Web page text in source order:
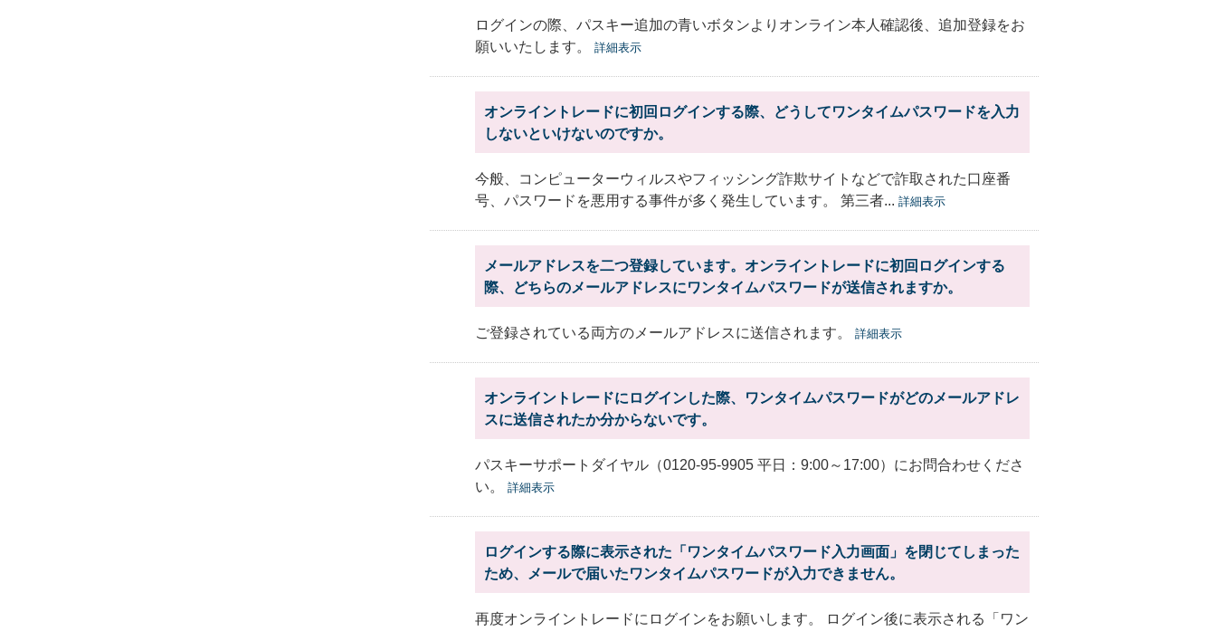
ログインの際、パスキー追加の青いボタンよりオンライン本人確認後、追加登録をお
願いいたします。
詳細表示
オンライントレードに初回ログインする際、どうしてワンタイムパスワードを入力
しないといけないのですか。
今般、コンピューターウィルスやフィッシング詐欺サイトなどで詐取された口座番
号、パスワードを悪用する事件が多く発生しています。 第三者... 詳細表示
メールアドレスを二つ登録しています。オンライントレードに初回ログインする
際、どちらのメールアドレスにワンタイムパスワードが送信されますか。
ご登録されている両方のメールアドレスに送信されます。 詳細表示
オンライントレードにログインした際、ワンタイムパスワードがどのメールアドレ
スに送信されたか分からないです。
パスキーサポートダイヤル（0120-95-9905 平日：9:00～17:00）にお問合わせくださ
い。
詳細表示
ログインする際に表示された「ワンタイムパスワード入力画面」を閉じてしまった
ため、メールで届いたワンタイムパスワードが入力できません。
再度オンライントレードにログインをお願いします。 ログイン後に表示される「ワン